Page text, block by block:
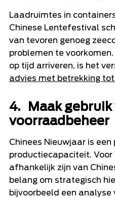
Laadruimtes in
Chinese Lentefestival
van tevoren genoeg
problemen te
op tijd arriveren, is het
advies met betrekking
4. Maak
voorraadbeheer
Chinees Nieuwjaar is
productiecapaciteit. Voor
afhankelijk zijn van
belang om strategisch
bijvoorbeeld een